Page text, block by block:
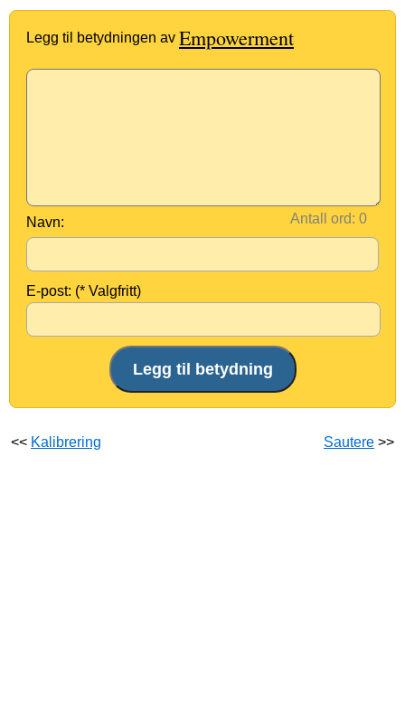
Legg til betydningen av Empowerment
Antall ord:
Navn:
E-post: (* Valgfritt)
<< Kalibrering Sautere >>